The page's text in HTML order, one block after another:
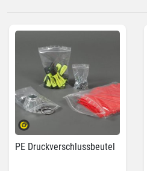
PE Druckverschlussbeutel